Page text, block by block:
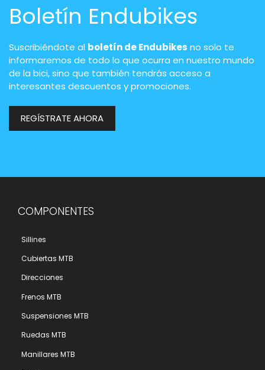
Boletín Endubikes
Suscribiéndote al boletín de Endubikes no solo te
informaremos de todo lo que ocurra en nuestro mundo
de la bici, sino que también tendrás acceso a
interesantes descuentos y promociones.
REGÍSTRATE AHORA
COMPONENTES
Sillines
Cubiertas MTB
Direcciones
Frenos MTB
Suspensiones MTB
Ruedas MTB
Manillares MTB